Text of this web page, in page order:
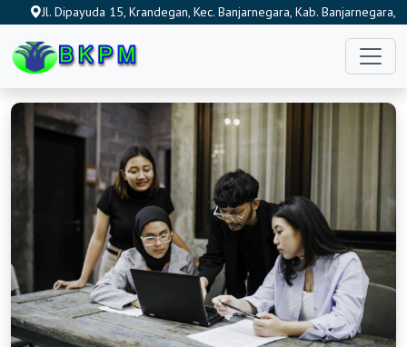
Jl. Dipayuda 15, Krandegan, Kec. Banjarnegara, Kab. Banjarnegara,